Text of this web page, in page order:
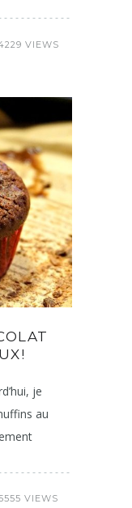
VIEWS
je
au
VIEWS